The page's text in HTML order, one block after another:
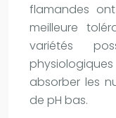
flamandes
meilleure
variétés
absorber les
de pH bas.